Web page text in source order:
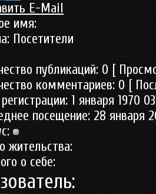
E-Mail
имя:
Посетители
публикаций: 0 [
комментариев: 0 [
1 января 1970
посещение: 28 января
жительства:
о себе: